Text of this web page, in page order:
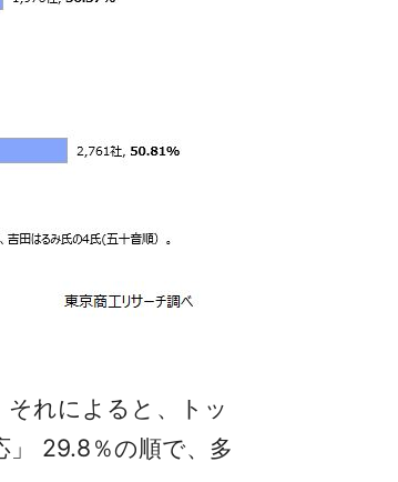
れによると、トッ
」 29.8％の順で、多